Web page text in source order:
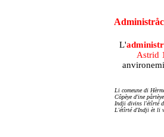
L'
Astrid
Li comeune di
Côpèye d'ine
Indji divins l'étîrté
L'étîrté d'Indji èt li